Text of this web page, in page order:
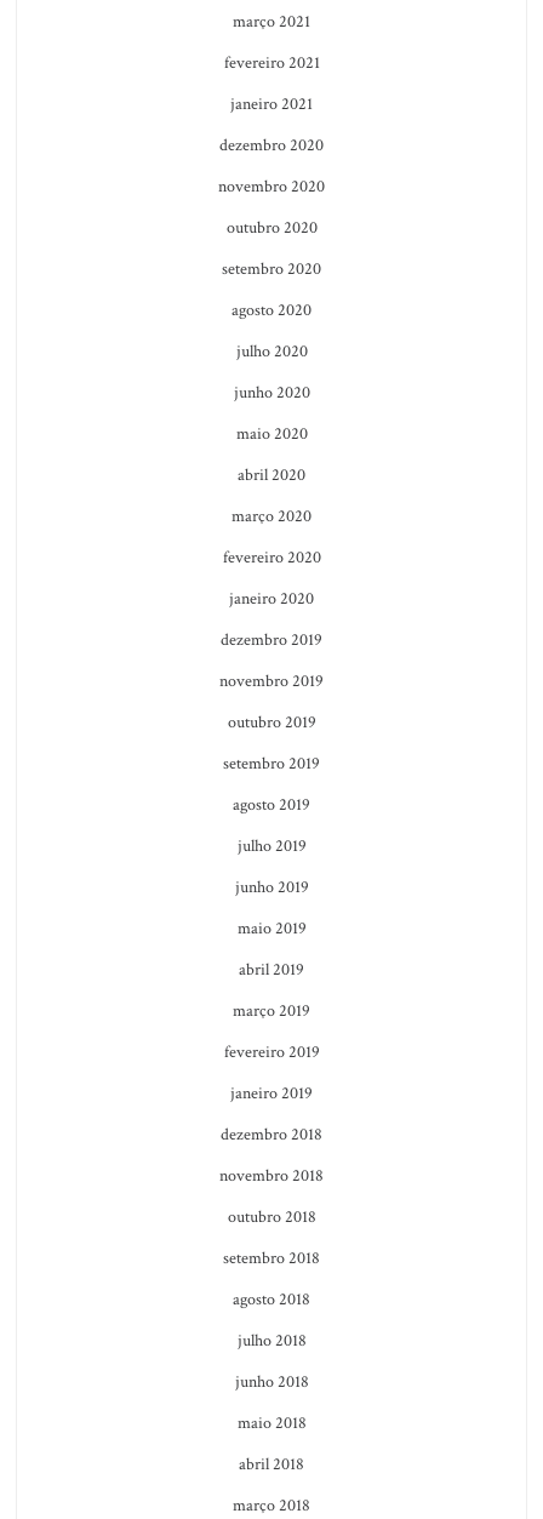
março 2021
fevereiro 2021
janeiro 2021
dezembro 2020
novembro 2020
outubro 2020
setembro 2020
agosto 2020
julho 2020
junho 2020
maio 2020
abril 2020
março 2020
fevereiro 2020
janeiro 2020
dezembro 2019
novembro 2019
outubro 2019
setembro 2019
agosto 2019
julho 2019
junho 2019
maio 2019
abril 2019
março 2019
fevereiro 2019
janeiro 2019
dezembro 2018
novembro 2018
outubro 2018
setembro 2018
agosto 2018
julho 2018
junho 2018
maio 2018
abril 2018
março 2018